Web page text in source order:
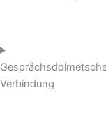
Verbindung